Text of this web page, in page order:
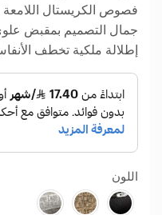
فصوص الكريستال اللامعة
جمال التصميم بمقبض
إطلالة ملكية تخطف
اللون